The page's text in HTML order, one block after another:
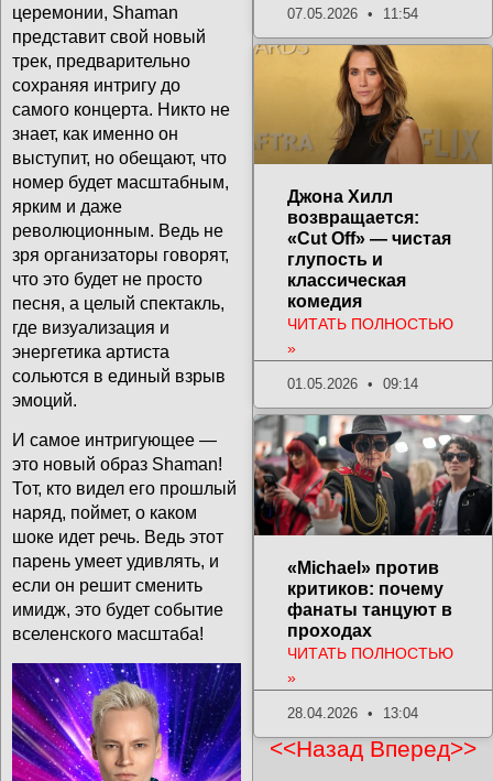
церемонии, Shaman
представит свой новый
трек, предварительно
сохраняя интригу до
самого концерта. Никто не
знает, как именно он
выступит, но обещают, что
номер будет масштабным,
ярким и даже
революционным. Ведь не
зря организаторы говорят,
что это будет не просто
песня, а целый спектакль,
где визуализация и
энергетика артиста
сольются в единый взрыв
эмоций.
И самое интригующее —
это новый образ Shaman!
Тот, кто видел его прошлый
наряд, поймет, о каком
шоке идет речь. Ведь этот
парень умеет удивлять, и
если он решит сменить
имидж, это будет событие
вселенского масштаба!
07.05.2026 11:54
Джона Хилл
возвращается:
«Cut Off» — чистая
глупость и
классическая
комедия
ЧИТАТЬ ПОЛНОСТЬЮ
»
01.05.2026 09:14
«Michael» против
критиков: почему
фанаты танцуют в
проходах
ЧИТАТЬ ПОЛНОСТЬЮ
»
28.04.2026 13:04
<<Назад Вперед>>